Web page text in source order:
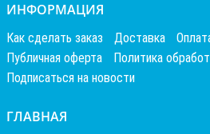
ИНФОРМАЦИЯ
Как сделать заказ Доставка
Публичная оферта
Политика
Подписаться на новости
ГЛАВНАЯ